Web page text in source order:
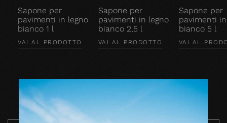
Sapone per
pavimenti in legno
bianco 1 l
VAI AL PRODOTTO
Sapone per
pavimenti in legno
bianco 2,5 l
VAI AL PRODOTTO
Sapone per
pavimenti
bianco 5 l
VAI AL